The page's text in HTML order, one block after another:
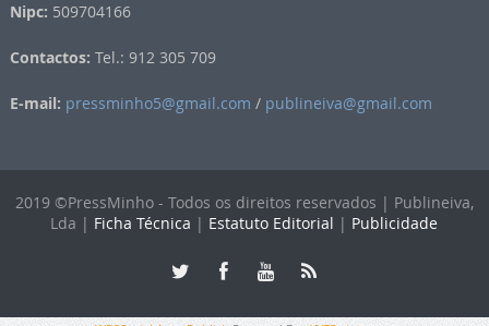
Nipc: 509704166
Contactos: Tel.: 912 305 709
E-mail: pressminho5@gmail.com / publineiva@gmail.com
2019 ©PressMinho - Todos os direitos reservados | Publineiva,
Lda | Ficha Técnica | Estatuto Editorial | Publicidade